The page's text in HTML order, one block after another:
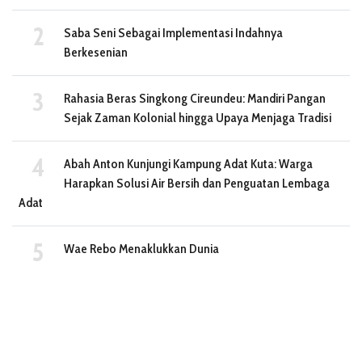
Saba Seni Sebagai Implementasi Indahnya
Berkesenian
Rahasia Beras Singkong Cireundeu: Mandiri Pangan
Sejak Zaman Kolonial hingga Upaya Menjaga Tradisi
Abah Anton Kunjungi Kampung Adat Kuta: Warga
Harapkan Solusi Air Bersih dan Penguatan Lembaga
Adat
Wae Rebo Menaklukkan Dunia